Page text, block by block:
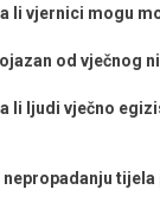
li vjernici mogu
od vječnog
li ljudi vječno